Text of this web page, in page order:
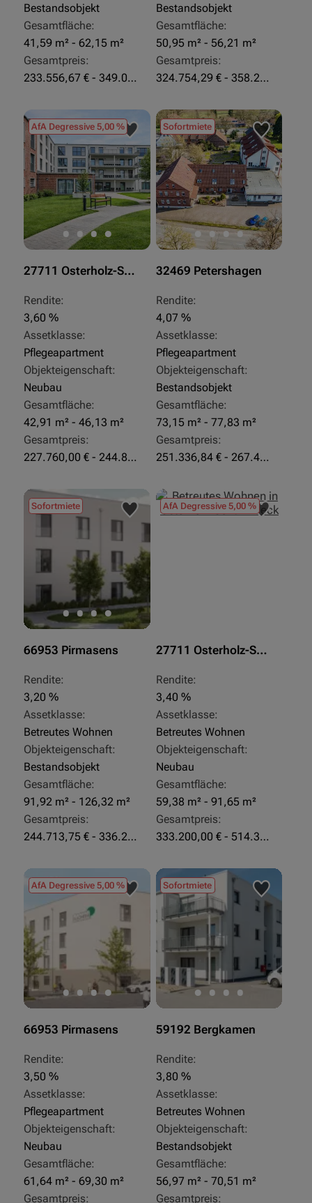
Bestandsobjekt
Gesamtfläche:
41,59 m² - 62,15 m²
Gesamtpreis:
233.556,67 € - 349.016,67 €
Bestandsobjekt
Gesamtfläche:
50,95 m² - 56,21 m²
Gesamtpreis:
324.754,29 € - 358.289,14 €
AfA Degressive 5,00 %
27711 Osterholz-Scharmbeck
Rendite:
3,60 %
Assetklasse:
Pflegeapartment
Objekteigenschaft:
Neubau
Gesamtfläche:
42,91 m² - 46,13 m²
Gesamtpreis:
227.760,00 € - 244.860,00 €
Sofortmiete
32469 Petershagen
Rendite:
4,07 %
Assetklasse:
Pflegeapartment
Objekteigenschaft:
Bestandsobjekt
Gesamtfläche:
73,15 m² - 77,83 m²
Gesamtpreis:
251.336,84 € - 267.420,00 €
Sofortmiete
66953 Pirmasens
Rendite:
3,20 %
Assetklasse:
Betreutes Wohnen
Objekteigenschaft:
Bestandsobjekt
Gesamtfläche:
91,92 m² - 126,32 m²
Gesamtpreis:
244.713,75 € - 336.292 €
AfA Degressive 5,00 %
27711 Osterholz-Scharmbeck
Rendite:
3,40 %
Assetklasse:
Betreutes Wohnen
Objekteigenschaft:
Neubau
Gesamtfläche:
59,38 m² - 91,65 m²
Gesamtpreis:
333.200,00 € - 514.310,00 €
AfA Degressive 5,00 %
66953 Pirmasens
Rendite:
3,50 %
Assetklasse:
Pflegeapartment
Objekteigenschaft:
Neubau
Gesamtfläche:
61,64 m² - 69,30 m²
Gesamtpreis:
Sofortmiete
59192 Bergkamen
Rendite:
3,80 %
Assetklasse:
Betreutes Wohnen
Objekteigenschaft:
Bestandsobjekt
Gesamtfläche:
56,97 m² - 70,51 m²
Gesamtpreis: